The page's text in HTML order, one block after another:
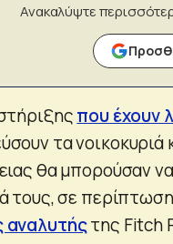
Ανακαλύψτε
που έχουν
τα νοικοκυριά
θα μπορούσαν
τους, σε
αναλυτήςτης Fitch